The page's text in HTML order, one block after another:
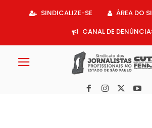
SINDICALIZE-SE
ÁREA DO
CANAL DE